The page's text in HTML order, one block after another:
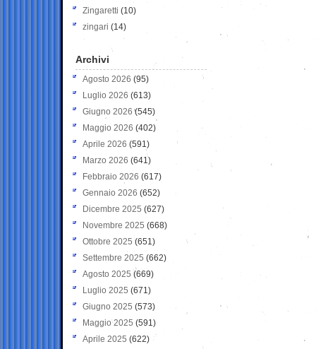
Zingaretti (10)
zingari (14)
Archivi
Agosto 2026 (95)
Luglio 2026 (613)
Giugno 2026 (545)
Maggio 2026 (402)
Aprile 2026 (591)
Marzo 2026 (641)
Febbraio 2026 (617)
Gennaio 2026 (652)
Dicembre 2025 (627)
Novembre 2025 (668)
Ottobre 2025 (651)
Settembre 2025 (662)
Agosto 2025 (669)
Luglio 2025 (671)
Giugno 2025 (573)
Maggio 2025 (591)
Aprile 2025 (622)